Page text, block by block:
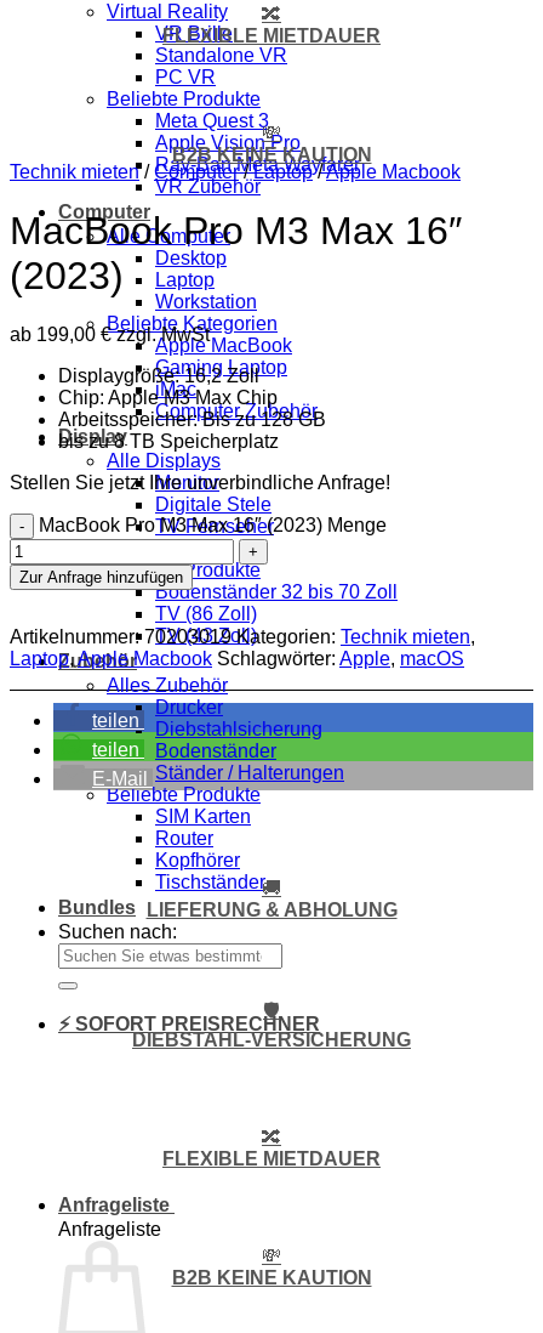
Virtual Reality
VR Brille
Standalone VR
PC VR
Beliebte Produkte
Meta Quest 3
Apple Vision Pro
Ray-Ban Meta Wayfarer
VR Zubehör
Computer
Alle Computer
Desktop
Laptop
Workstation
Beliebte Kategorien
Apple MacBook
Gaming Laptop
iMac
Computer Zubehör
Display
Alle Displays
Monitor
Digitale Stele
TV Fernseher
Beliebte Produkte
Bodenständer 32 bis 70 Zoll
TV (86 Zoll)
TV (43 Zoll)
Zubehör
Alles Zubehör
Drucker
Diebstahlsicherung
Bodenständer
Ständer / Halterungen
Beliebte Produkte
SIM Karten
Router
Kopfhörer
Tischständer
Bundles
Suchen nach:
⚡ SOFORT PREISRECHNER
Anfrageliste
Anfrageliste
🔀
FLEXIBLE MIETDAUER
💸
B2B KEINE KAUTION
Technik mieten / Computer / Laptop /Apple Macbook
MacBook Pro M3 Max 16″
(2023)
ab 199,00 €zzgl. MwSt
Displaygröße: 16,2 Zoll
Chip: Apple M3 Max Chip
Arbeitsspeicher: Bis zu 128 GB
bis zu 8 TB Speicherplatz
Stellen Sie jetzt Ihre unverbindliche Anfrage!
MacBook Pro M3 Max 16″ (2023) Menge
Zur Anfrage hinzufügen
Artikelnummer:70203019 Kategorien: Technik mieten,
Laptop,Apple Macbook Schlagwörter: Apple, macOS
teilen
teilen
E-Mail
🚚
LIEFERUNG & ABHOLUNG
🛡️
DIEBSTAHL-VERSICHERUNG
🔀
FLEXIBLE MIETDAUER
💸
B2B KEINE KAUTION